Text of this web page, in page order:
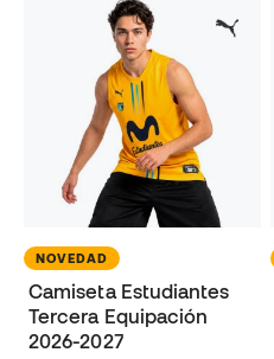
NOVEDAD
Camiseta Estudiantes
Tercera Equipación
2026-2027